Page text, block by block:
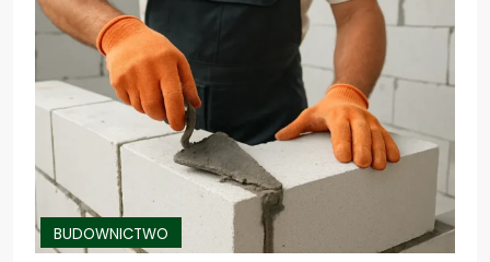
BUDOWNICTWO